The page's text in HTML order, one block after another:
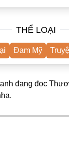
THỂ LOẠI
Đam Mỹ
đang đọc